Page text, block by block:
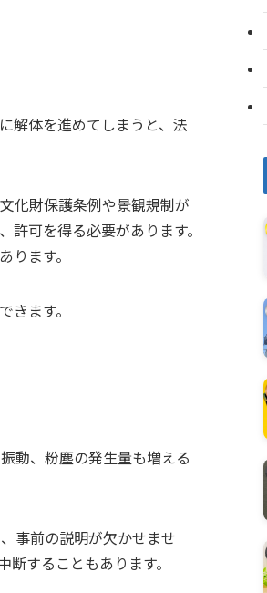
解体を進めてしまうと、法
化財保護条例や景観規制が
可を得る必要があります。
ます。
ます。
動、粉塵の発生量も増える
事前の説明が欠かせませ
することもあります。